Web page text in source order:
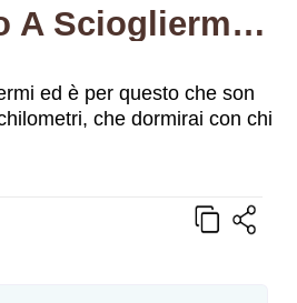
Non Riesco A Sciogliermi Ed È Per Questo Che Son Qui E Tu Lontana Dei Chilometri, Che Dormirai Con Chi Sa Chi Adesso Lì.
ed è per questo che son
che dormirai con chi